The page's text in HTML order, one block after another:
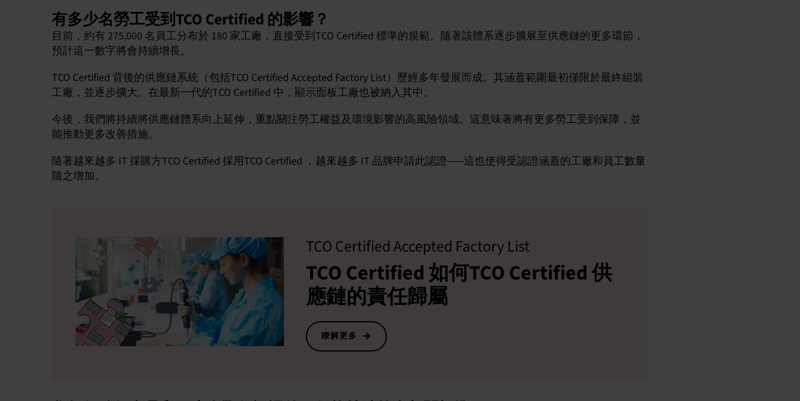
有多少名勞工受到TCO Certified 的影響？
目前，約有 275,000 名員工分布於 180 家工廠，直接受到TCO Certified 標準的規範。隨著該體系逐步擴展至供應鏈的更多環節，
預計這一數字將會持續增長。
TCO Certified 背後的供應鏈系統（包括TCO Certified Accepted Factory List）歷經多年發展而成。其涵蓋範圍最初僅限於最終組裝
工廠，並逐步擴大。在最新一代的TCO Certified 中，顯示面板工廠也被納入其中。
今後，我們將持續將供應鏈體系向上延伸，重點關注勞工權益及環境影響的高風險領域。這意味著將有更多勞工受到保障，並
能推動更多改善措施。
隨著越來越多 IT 採購方TCO Certified 採用TCO Certified ，越來越多 IT 品牌申請此認證——這也使得受認證涵蓋的工廠和員工數量
隨之增加。
TCO Certified Accepted Factory List
TCO Certified 如何TCO Certified 供
應鏈的責任歸屬
瞭解更多